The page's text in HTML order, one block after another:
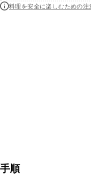
料理を安全に楽しむための注
手順